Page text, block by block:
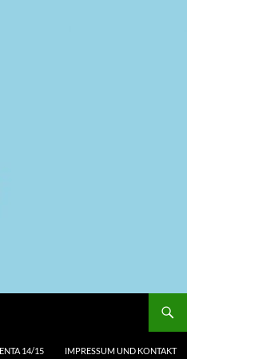
14/15 IMPRESSUM UND KONTAKT